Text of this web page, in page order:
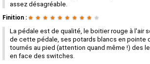
assez désagréable.
Finition : ★ ★ ★ ★ ★ ★ ★ ★ ★ ★
La pédale est de qualité, le boitier rouge à l'air
de cette pédale, ses potards blancs en pointe
tournés au pied (attention quand même !) des
en face des switches.